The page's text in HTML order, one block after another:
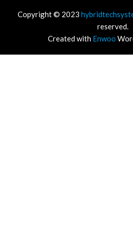
Copyright © 2023
reserved.
Created with Enwoo